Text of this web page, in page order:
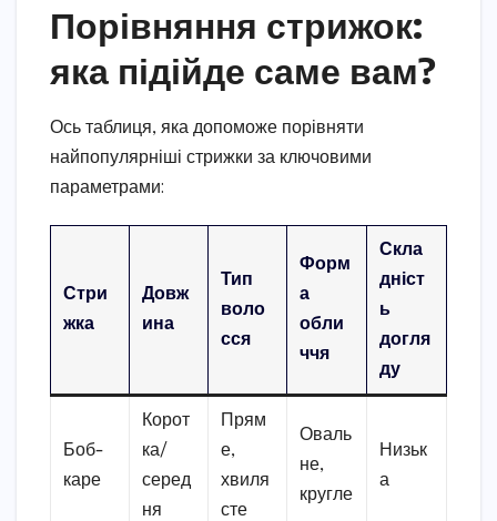
Порівняння стрижок:
яка підійде саме вам?
Ось таблиця, яка допоможе порівняти
найпопулярніші стрижки за ключовими
параметрами:
Стри
жка
Довж
ина
Тип
воло
сся
Форм
а
обли
ччя
Скла
дніст
ь
догля
ду
Боб-
каре
Корот
ка/
серед
ня
Прям
е,
хвиля
сте
Оваль
не,
кругле
Низьк
а